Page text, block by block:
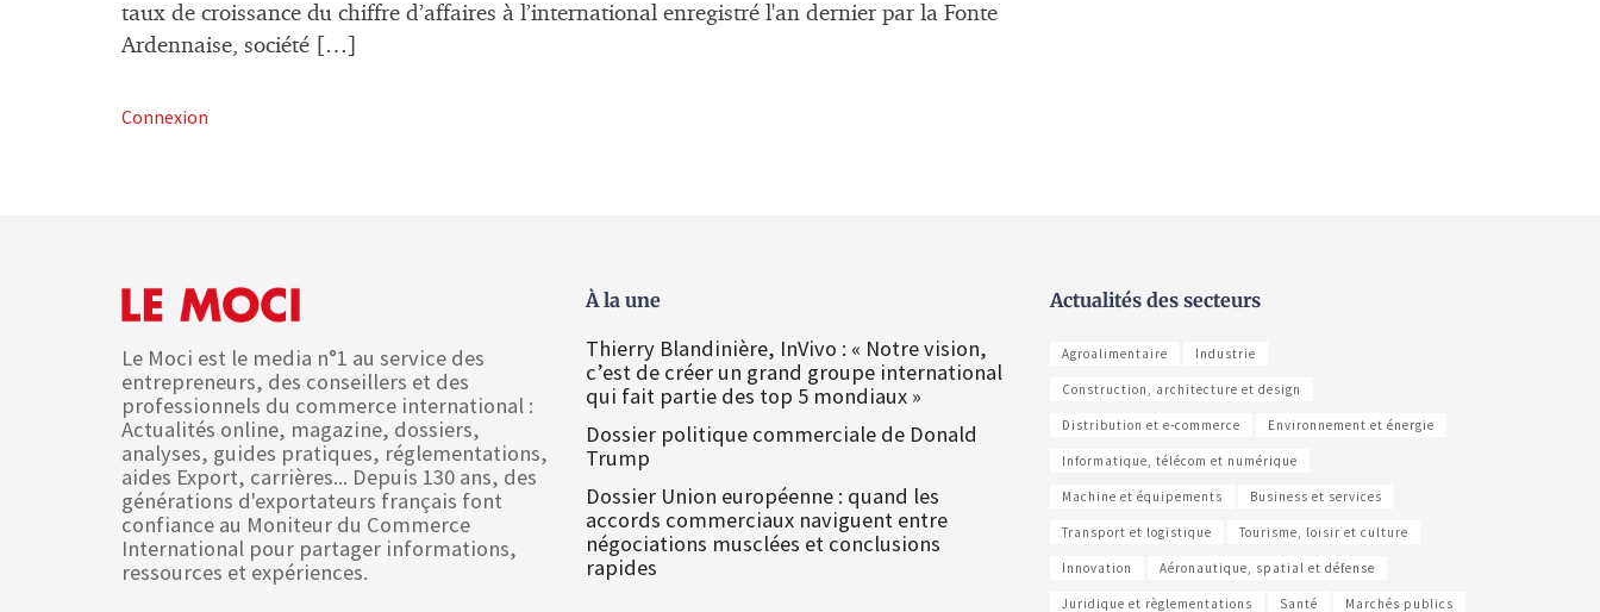
taux de croissance du chiffre d’affaires à l’international enregistré l'an dernier par la Fonte
Ardennaise, société […]
Connexion
Le Moci est le media n°1 au service des
entrepreneurs, des conseillers et des
professionnels du commerce international :
Actualités online, magazine, dossiers,
analyses, guides pratiques, réglementations,
aides Export, carrières... Depuis 130 ans, des
générations d'exportateurs français font
confiance au Moniteur du Commerce
International pour partager informations,
ressources et expériences.
À la une
Thierry Blandinière, InVivo : « Notre vision,
c’est de créer un grand groupe international
qui fait partie des top 5 mondiaux »
Dossier politique commerciale de Donald
Trump
Dossier Union européenne : quand les
accords commerciaux naviguent entre
négociations musclées et conclusions
rapides
Actualités des secteurs
Agroalimentaire Industrie
Construction, architecture et design
Distribution et e-commerce Environnement et énergie
Informatique, télécom et numérique
Machine et équipements Business et services
Transport et logistique Tourisme, loisir et culture
Innovation Aéronautique, spatial et défense
Juridique et règlementations Santé Marchés publics